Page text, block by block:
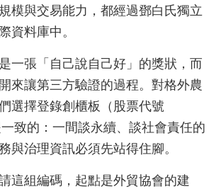
模與交易能力，都經過鄧白氏獨立
資料庫中。
一張「自己說自己好」的獎狀，而
來讓第三方驗證的過程。對格外農
選擇登錄創櫃板（股票代號
致的：一間談永續、談社會責任的
與治理資訊必須先站得住腳。
這組編碼，起點是外貿協會的建